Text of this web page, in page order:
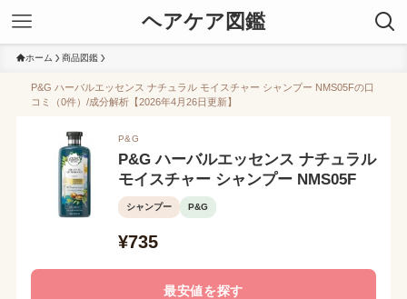
ヘアケア図鑑
ホーム 商品図鑑
P&G ハーバルエッセンス ナチュラル モイスチャー シャンプー NMS05Fの口
コミ（0件）/成分解析【2026年4月26日更新】
P&G
P&G ハーバルエッセンス ナチュラル
モイスチャー シャンプー NMS05F
シャンプー P&G
¥735
最安値を探す